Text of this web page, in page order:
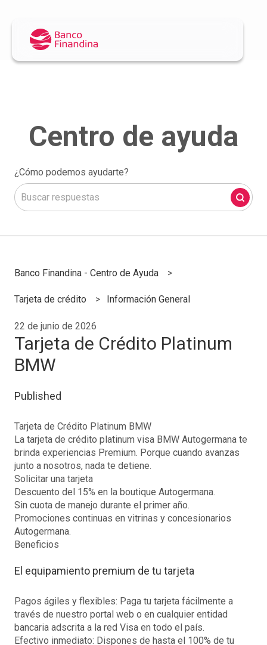
¿Cómo podemos ayudarte?
Banco Finandina - Centro de Ayuda
Tarjeta de crédito Información General
22 de junio de 2026
Tarjeta de Crédito Platinum
BMW
Published
Tarjeta de Crédito Platinum BMW
La tarjeta de crédito platinum visa BMW Autogermana te
brinda experiencias Premium. Porque cuando avanzas
junto a nosotros, nada te detiene.
Solicitar una tarjeta
Descuento del 15% en la boutique Autogermana.
Sin cuota de manejo durante el primer año.
Promociones continuas en vitrinas y concesionarios
Autogermana.
Beneficios
El equipamiento premium de tu tarjeta
Pagos ágiles y flexibles: Paga tu tarjeta fácilmente a
través de nuestro portal web o en cualquier entidad
bancaria adscrita a la red Visa en todo el país.
Efectivo inmediato: Dispones de hasta el 100% de tu